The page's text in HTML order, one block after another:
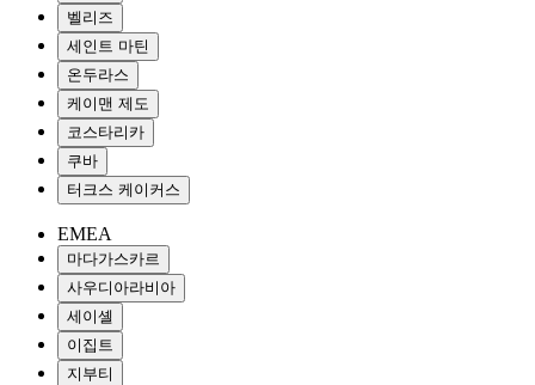
벨리즈
세인트 마틴
온두라스
케이맨 제도
코스타리카
쿠바
터크스 케이커스
EMEA
마다가스카르
사우디아라비아
세이셸
이집트
지부티